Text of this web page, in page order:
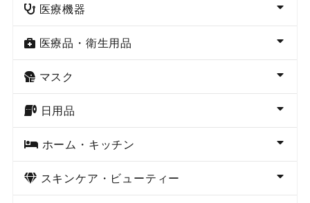
医療機器
医療品・衛生用品
マスク
日用品
ホーム・キッチン
スキンケア・ビューティー